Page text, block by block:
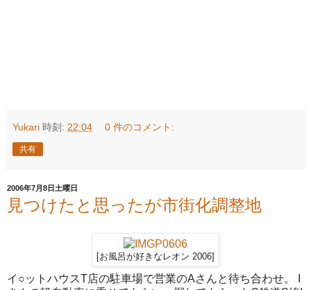
Yukari 時刻: 22:04 0 件のコメント:
共有
2006年7月8日土曜日
見つけたと思ったが市街化調整地
[お風呂が好きなレオン 2006]
イ○ットハウスT店の駐車場で営業のAさんと待ち合わせ。 I